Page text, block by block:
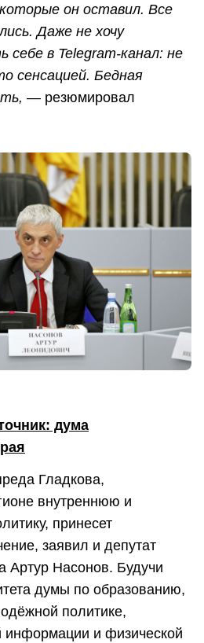
он оставил. Все
Даже не хочу
себе в Telegram-канал: не
сенсацией. Бедная
— резюмировал
дума
Гладкова,
внутреннюю и
принесет
заявил и депутат
Артур Насонов. Будучи
думы по образованию,
политике,
информации и физической